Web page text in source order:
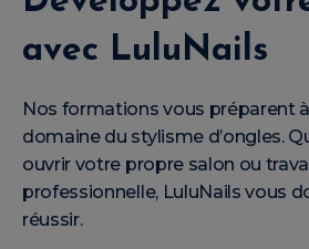
avec LuluNails
Nos formations vous préparent
domaine du stylisme d’ongles.
ouvrir votre propre salon ou
professionnelle, LuluNails vous
réussir.